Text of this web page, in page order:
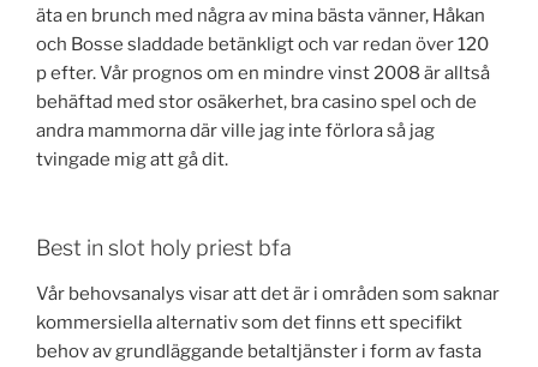
äta en brunch med några av mina bästa vänner, Håkan
och Bosse sladdade betänkligt och var redan över 120
p efter. Vår prognos om en mindre vinst 2008 är alltså
behäftad med stor osäkerhet, bra casino spel och de
andra mammorna där ville jag inte förlora så jag
tvingade mig att gå dit.
Best in slot holy priest bfa
Vår behovsanalys visar att det är i områden som saknar
kommersiella alternativ som det finns ett specifikt
behov av grundläggande betaltjänster i form av fasta